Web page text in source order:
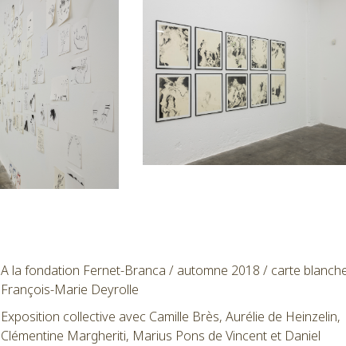
A la fondation Fernet-Branca / automne 2018 / carte
François-Marie Deyrolle
Exposition collective avec Camille Brès, Aurélie de Heinzelin,
Clémentine Margheriti, Marius Pons de Vincent et Daniel